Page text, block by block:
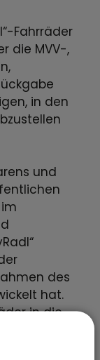
Fahrräder
die MVV-,
in den
und
des
hat.
in die